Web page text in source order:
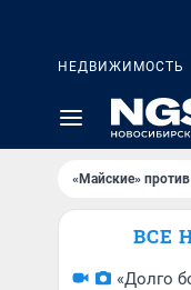
НЕДВИЖИМОСТЬ
«Майские»
ВСЕ
«Долго